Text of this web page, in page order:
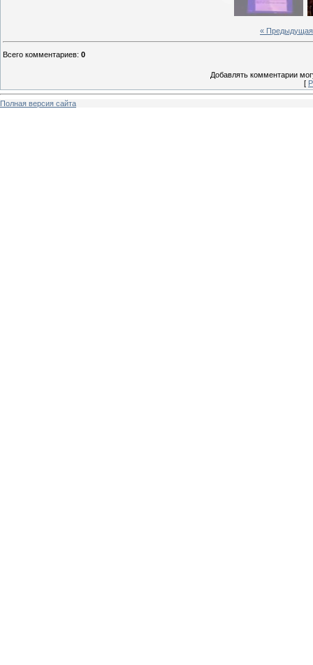
« Предыдущая
Всего комментариев: 0
Добавлять комментарии
[
Полная версия сайта